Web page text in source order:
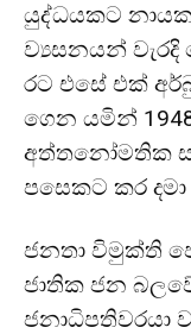
යුද්ධයකට
ව්‍යසනයන්
රට එසේ එක්
ගෙන යමින්
අත්තනෝමතික
පසෙකට කර
ජනතා විමුක්ති
ජාතික ජන
ජනාධිපතිවරයා